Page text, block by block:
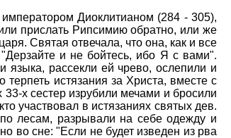
Диоклитианом (284 - 305),
прислать Рипсимию обратно, или же
Святая отвечала, что она, как и все
и не бойтесь, ибо Я с вами".
рассекли ей чрево, ослепили и
истязания за Христа, вместе с
х сестер изрубили мечами и бросили
участвовал в истязаниях святых дев.
лесам, разрывали на себе одежду и
во сне: "Если не будет изведен из рва